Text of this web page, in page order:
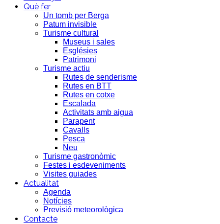
Què fer
Un tomb per Berga
Patum invisible
Turisme cultural
Museus i sales
Esglésies
Patrimoni
Turisme actiu
Rutes de senderisme
Rutes en BTT
Rutes en cotxe
Escalada
Activitats amb aigua
Parapent
Cavalls
Pesca
Neu
Turisme gastronòmic
Festes i esdeveniments
Visites guiades
Actualitat
Agenda
Notícies
Previsió meteorològica
Contacte